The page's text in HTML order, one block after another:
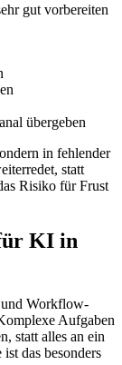
gut vorbereiten
übergeben
in fehlender
statt
Risiko für Frust
KI in
Workflow-
Aufgaben
statt alles an ein
das besonders